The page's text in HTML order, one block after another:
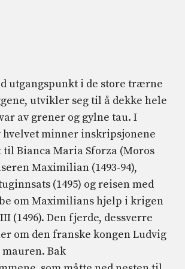
utgangspunkt i de store trærne
utvikler seg til å dekke hele
av grener og gylne tau. I
hvelvet minner inskripsjonene
til Bianca Maria Sforza (Moros
Maximilian (1493-94),
(1495) og reisen med
om Maximilians hjelp i krigen
(1496). Den fjerde, dessverre
om den franske kongen Ludvig
Bak